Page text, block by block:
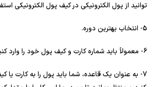
توانید از پول الکترونیکی در کیف پول الکترونیکی
5- انتخاب بهترین دوره.
6- معمولاً باید شماره کارت و کیف پول خود را وارد کنید.
7- به عنوان یک قاعده، شما باید پول را به کارت